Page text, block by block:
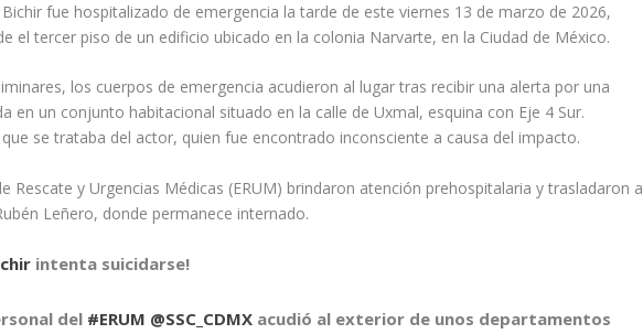
fue hospitalizado de emergencia la tarde de este viernes 13 de marzo de 2026,
el tercer piso de un edificio ubicado en la colonia Narvarte, en la Ciudad de México.
los cuerpos de emergencia acudieron al lugar tras recibir una alerta por una
en un conjunto habitacional situado en la calle de Uxmal, esquina con Eje 4 Sur.
se trataba del actor, quien fue encontrado inconsciente a causa del impacto.
Rescate y Urgencias Médicas (ERUM) brindaron atención prehospitalaria y trasladaron a
Leñero, donde permanece internado.
intenta suicidarse!
del #ERUM @SSC_CDMX acudió al exterior de unos departamentos